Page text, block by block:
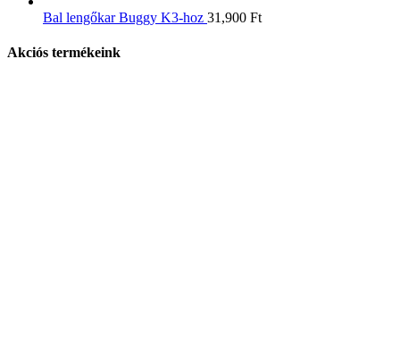
Bal lengőkar Buggy K3-hoz 31,900 Ft
Akciós termékeink